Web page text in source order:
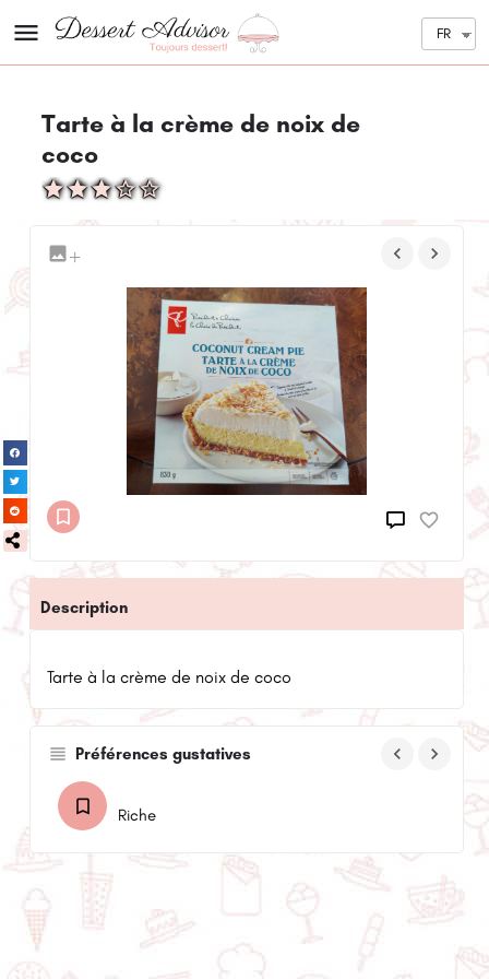
FR
Tarte à la crème de noix de
coco
+
Description
Tarte à la crème de noix de coco
Préférences gustatives keyboard_arrow_left keyboard_arrow_right
Riche